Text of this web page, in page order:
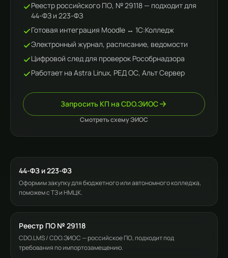
Реестр российского ПО, № 29118 — подходит для
44-ФЗ и 223-ФЗ
Готовая интеграция Moodle ↔ 1С:Колледж
Электронный журнал, расписание, ведомости
Цифровой след для проверок Рособрнадзора
Работает на Astra Linux, РЕД ОС, Альт Сервер
Запросить КП на CDO.ЭИОС
Смотреть схему ЭИОС
44-ФЗ и 223-ФЗ
Оформим закупку для бюджетного или автономного колледжа,
поможем с ТЗ и НМЦК.
Реестр ПО № 29118
CDO.LMS / CDO.ЭИОС — российское ПО, подходит под
требования по импортозамещению.